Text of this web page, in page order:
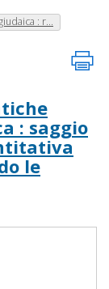
: r...
: saggio
le